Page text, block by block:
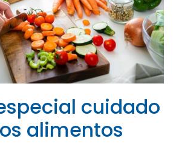
cuidado
alimentos